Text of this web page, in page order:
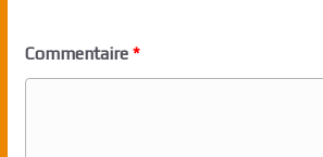
Commentaire *